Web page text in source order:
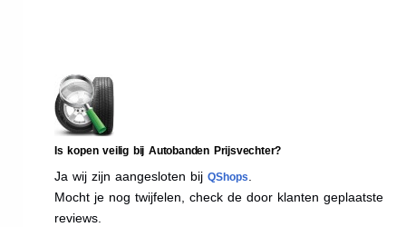
Is kopen veilig bij Autobanden Prijsvechter?
Ja wij zijn aangesloten bij QShops
Mocht je nog twijfelen, check de door klanten geplaatste
reviews.